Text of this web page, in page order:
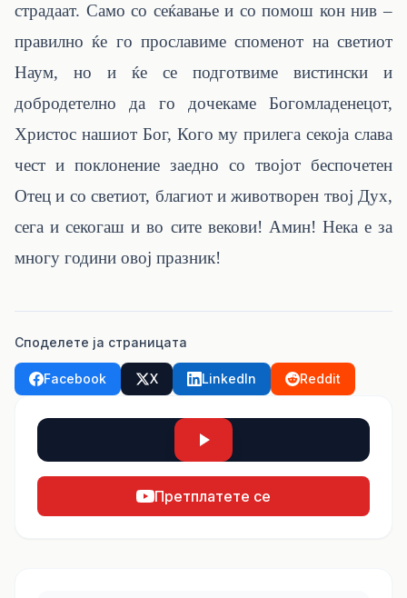
страдаат. Само со сеќавање и со помош кон нив –
правилно ќе го прославиме споменот на светиот
Наум, но и ќе се подготвиме вистински и
добродетелно да го дочекаме Богомладенецот,
Христос нашиот Бог, Кого му прилега секоја слава
чест и поклонение заедно со твојот беспочетен
Отец и со светиот, благиот и животворен твој Дух,
сега и секогаш и во сите векови! Амин! Нека е за
многу години овој празник!
Споделете ја страницата
Facebook X LinkedIn Reddit
Претплатете се